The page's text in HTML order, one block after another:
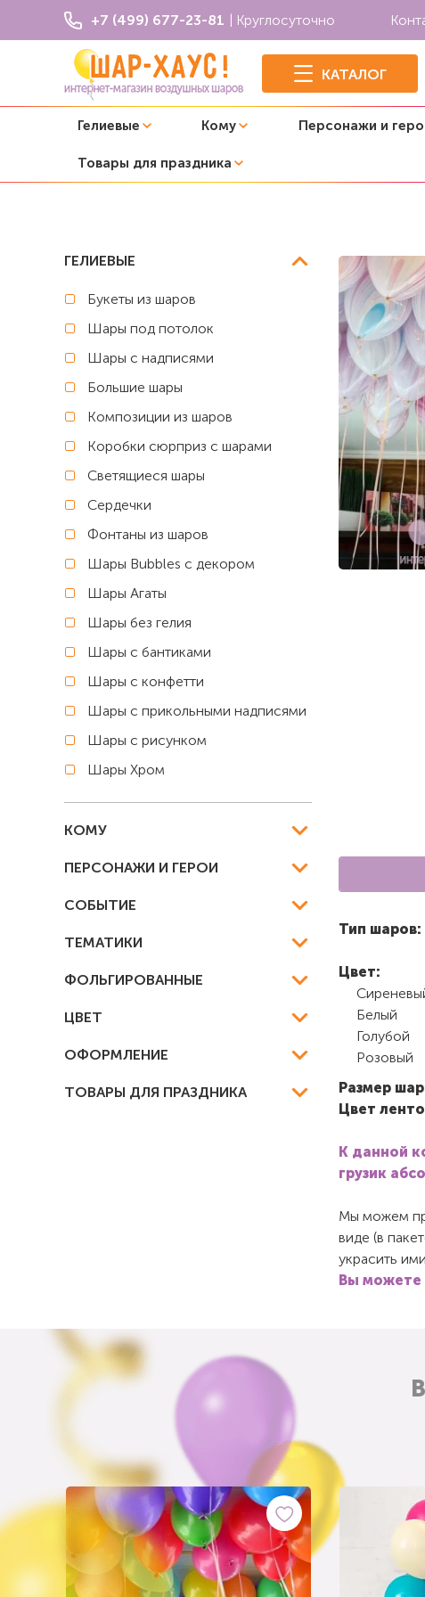
+7 (499) 677-23-81 | Круглосуточно
КАТАЛОГ
Гелиевые Кому Персонажи и
Товары для праздника
Шары Агаты
ГЕЛИЕВЫЕ
Букеты из шаров
Шары под потолок
Шары с надписями
Большие шары
Композиции из шаров
Коробки сюрприз с шарами
Светящиеся шары
Сердечки
Фонтаны из шаров
Шары Bubbles с декором
Шары Агаты
Шары без гелия
Шары с бантиками
Шары с конфетти
Шары с прикольными надписями
Шары с рисунком
Шары Хром
КОМУ
ПЕРСОНАЖИ И ГЕРОИ
СОБЫТИЕ
ТЕМАТИКИ
ФОЛЬГИРОВАННЫЕ
ЦВЕТ
ОФОРМЛЕНИЕ
ТОВАРЫ ДЛЯ ПРАЗДНИКА
Тип шаров:
Цвет:
Белый
Голубой
Розовый
Размер
Цвет
К данной
грузик
Мы можем
виде (в
украсить
Вы можете